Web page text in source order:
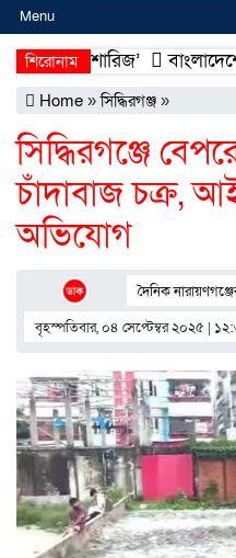
Menu
শিরোনাম
ফিশারিজ’
বাংলাদেশে
Home »সিদ্ধিরগঞ্জ »
সিদ্ধিরগঞ্জে
চাঁদাবাজ চক্র,
অভিযোগ
দৈনিক
বৃহস্পতিবার, ০৪ সেপ্টেম্বর ২০২৫ |